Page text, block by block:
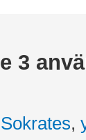
3
Sokrates,